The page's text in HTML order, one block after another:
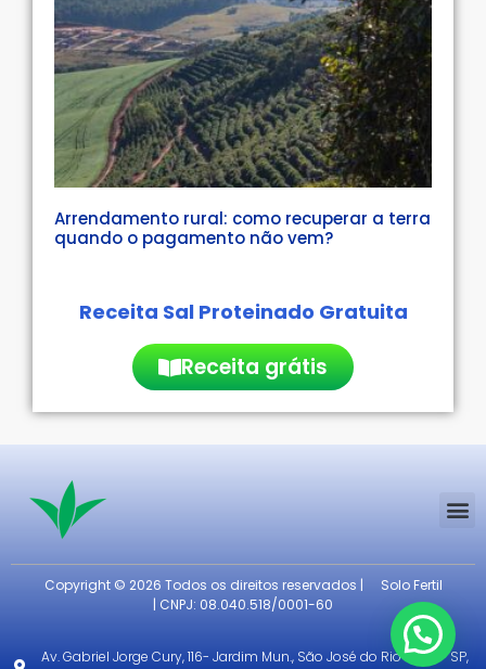
Arrendamento rural: como recuperar a terra
quando o pagamento não vem?
Receita Sal Proteinado Gratuita
Receita grátis
Copyright © 2026 Todos os direitos reservados |
Solo Fertil
| CNPJ: 08.040.518/0001-60
Av. Gabriel Jorge Cury, 116- Jardim Mun., São José do Rio Preto - SP,